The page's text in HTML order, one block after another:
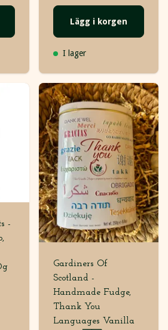
Lägg i korgen
I lager
-
Gardiners Of
Scotland -
Handmade Fudge,
Thank You
Languages Vanilla